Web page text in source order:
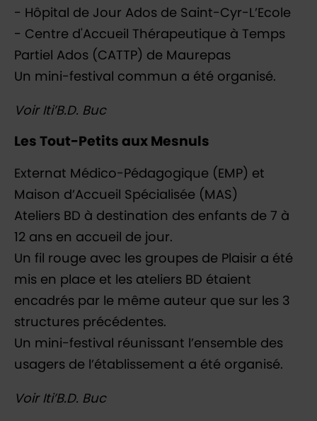
- Hôpital de Jour Ados de Saint-Cyr-L’Ecole
- Centre d'Accueil Thérapeutique à Temps
Partiel Ados (CATTP) de Maurepas
Un mini-festival commun a été organisé.
Voir Iti’B.D. Buc
Les Tout-Petits aux Mesnuls
Externat Médico-Pédagogique (EMP) et
Maison d’Accueil Spécialisée (MAS)
Ateliers BD à destination des enfants de 7 à
12 ans en accueil de jour.
Un fil rouge avec les groupes de Plaisir a été
mis en place et les ateliers BD étaient
encadrés par le même auteur que sur les 3
structures précédentes.
Un mini-festival réunissant l’ensemble des
usagers de l’établissement a été organisé.
Voir Iti’B.D. Buc